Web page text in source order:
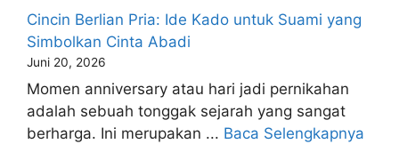
Cincin Berlian Pria: Ide Kado untuk Suami yang
Simbolkan Cinta Abadi
Juni 20, 2026
Momen anniversary atau hari jadi pernikahan
adalah sebuah tonggak sejarah yang sangat
berharga. Ini merupakan ... Baca Selengkapnya